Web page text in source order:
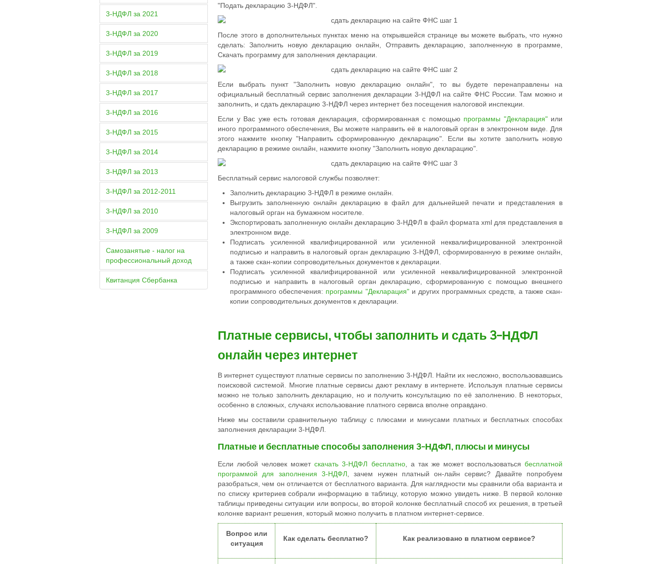
3-НДФЛ за 2021
3-НДФЛ за 2020
3-НДФЛ за 2019
3-НДФЛ за 2018
3-НДФЛ за 2017
3-НДФЛ за 2016
3-НДФЛ за 2015
3-НДФЛ за 2014
3-НДФЛ за 2013
3-НДФЛ за 2012-2011
3-НДФЛ за 2010
3-НДФЛ за 2009
Самозанятые - налог на
профессиональный доход
Квитанция Сбербанка
"Подать декларацию 3-НДФЛ".
После этого в дополнительных пунктах меню на открывшейся странице вы можете выбрать, что нужно
сделать: Заполнить новую декларацию онлайн, Отправить декларацию, заполненную в программе,
Скачать программу для заполнения декларации.
Если выбрать пункт "Заполнить новую декларацию онлайн", то вы будете перенаправлены на
официальный бесплатный сервис заполнения декларации 3-НДФЛ на сайте ФНС России. Там можно и
заполнить, и сдать декларацию 3-НДФЛ через интернет без посещения налоговой инспекции.
Если у Вас уже есть готовая декларация, сформированная с помощью программы "Декларация"или
иного программного обеспечения, Вы можете направить её в налоговый орган в электронном виде. Для
этого нажмите кнопку "Направить сформированную декларацию". Если вы хотите заполнить новую
декларацию в режиме онлайн, нажмите кнопку "Заполнить новую декларацию".
Бесплатный сервис налоговой службы позволяет:
Заполнить декларацию 3-НДФЛ в режиме онлайн.
Выгрузить заполненную онлайн декларацию в файл для дальнейшей печати и представления в
налоговый орган на бумажном носителе.
Экспортировать заполненную онлайн декларацию 3-НДФЛ в файл формата xml для представления в
электронном виде.
Подписать усиленной квалифицированной или усиленной неквалифицированной электронной
подписью и направить в налоговый орган декларацию 3-НДФЛ, сформированную в режиме онлайн,
а также скан-копии сопроводительных документов к декларации.
Подписать усиленной квалифицированной или усиленной неквалифицированной электронной
подписью и направить в налоговый орган декларацию, сформированную с помощью внешнего
программного обеспечения: программы "Декларация"и других программных средств, а также скан-
копии сопроводительных документов к декларации.
Платные сервисы, чтобы заполнить и сдать 3-НДФЛ
онлайн через интернет
В интернет существуют платные сервисы по заполнению 3-НДФЛ. Найти их несложно, воспользовавшись
поисковой системой. Многие платные сервисы дают рекламу в интернете. Используя платные сервисы
можно не только заполнить декларацию, но и получить консультацию по её заполнению. В некоторых,
особенно в сложных, случаях использование платного сервиса вполне оправдано.
Ниже мы составили сравнительную таблицу с плюсами и минусами платных и бесплатных способах
заполнения декларации 3-НДФЛ.
Платные и бесплатные способы заполнения 3-НДФЛ, плюсы и минусы
Если любой человек можетскачать 3-НДФЛ бесплатно, а так же может воспользоватьсябесплатной
программой для заполнения 3-НДФЛ , зачем нужен платный он-лайн сервис? Давайте попробуем
разобраться, чем он отличается от бесплатного варианта. Для наглядности мы сравнили оба варианта и
по списку критериев собрали информацию в таблицу, которую можно увидеть ниже. В первой колонке
таблицы приведены ситуации или вопросы, во второй колонке бесплатный способ их решения, в третьей
колонке вариант решения, который можно получить в платном интернет-сервисе.
Вопрос или
ситуация
Как сделать бесплатно? Как реализовано в платном сервисе?